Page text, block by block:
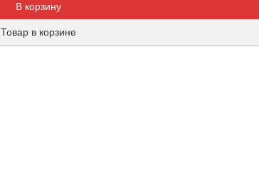
В корзину
Товар в корзине